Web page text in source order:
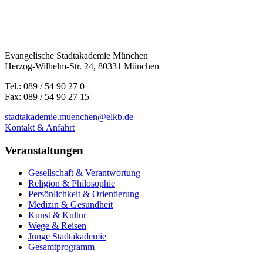
Evangelische Stadtakademie München
Herzog-Wilhelm-Str. 24, 80331 München
Tel.: 089 / 54 90 27 0
Fax: 089 / 54 90 27 15
stadtakademie.muenchen@elkb.de
Kontakt & Anfahrt
Veranstaltungen
Gesellschaft & Verantwortung
Religion & Philosophie
Persönlichkeit & Orientierung
Medizin & Gesundheit
Kunst & Kultur
Wege & Reisen
Junge Stadtakademie
Gesamtprogramm